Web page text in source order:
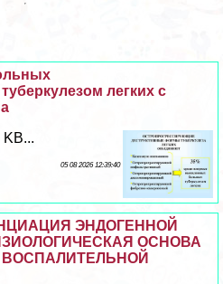
легких с
05 08 2026 12:39:40
ЭНДОГЕННОЙ
ОСНОВА